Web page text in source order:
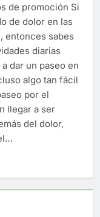
de promoción Si
de dolor en las
entonces sabes
diarias
dar un paseo en
algo tan fácil
por el
llegar a ser
del dolor,